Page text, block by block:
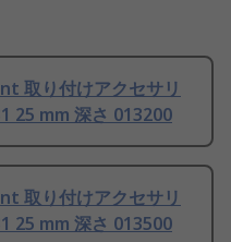
取り付けアクセサリ
25 mm 深さ 013200
取り付けアクセサリ
25 mm 深さ 013500